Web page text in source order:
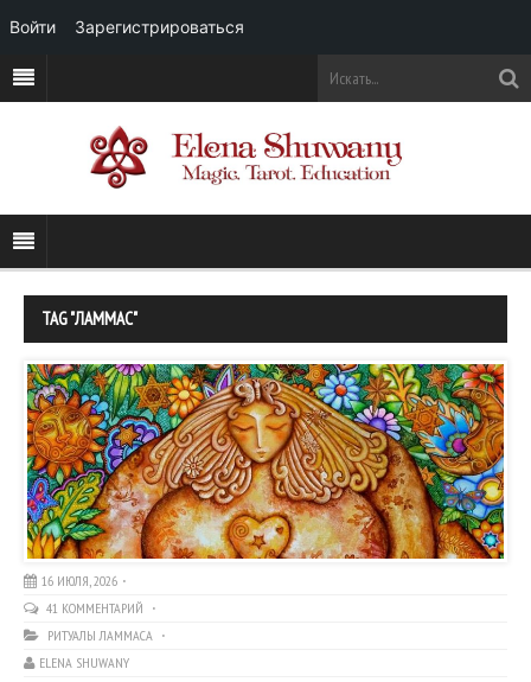
TAG "ЛАММАС"
16 ИЮЛЯ, 2026
41 КОММЕНТАРИЙ
РИТУАЛЫ ЛАММАСА
ELENA SHUWANY
Войти Зарегистрироваться